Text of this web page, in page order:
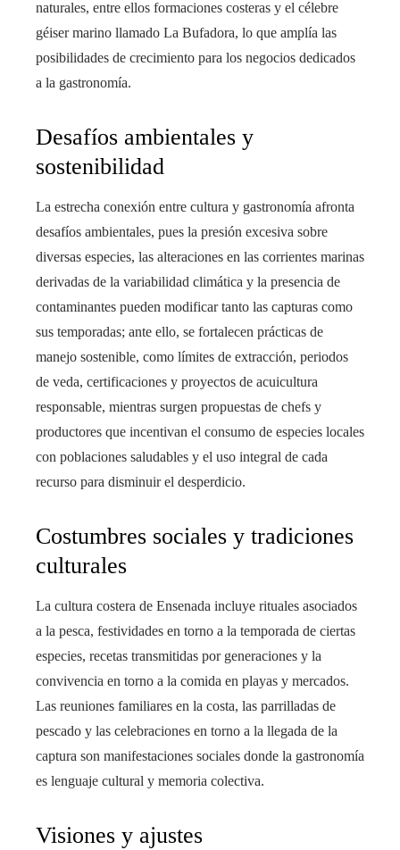
naturales, entre ellos formaciones costeras y el célebre
géiser marino llamado La Bufadora, lo que amplía las
posibilidades de crecimiento para los negocios dedicados
a la gastronomía.
Desafíos ambientales y
sostenibilidad
La estrecha conexión entre cultura y gastronomía afronta
desafíos ambientales, pues la presión excesiva sobre
diversas especies, las alteraciones en las corrientes marinas
derivadas de la variabilidad climática y la presencia de
contaminantes pueden modificar tanto las capturas como
sus temporadas; ante ello, se fortalecen prácticas de
manejo sostenible, como límites de extracción, periodos
de veda, certificaciones y proyectos de acuicultura
responsable, mientras surgen propuestas de chefs y
productores que incentivan el consumo de especies locales
con poblaciones saludables y el uso integral de cada
recurso para disminuir el desperdicio.
Costumbres sociales y tradiciones
culturales
La cultura costera de Ensenada incluye rituales asociados
a la pesca, festividades en torno a la temporada de ciertas
especies, recetas transmitidas por generaciones y la
convivencia en torno a la comida en playas y mercados.
Las reuniones familiares en la costa, las parrilladas de
pescado y las celebraciones en torno a la llegada de la
captura son manifestaciones sociales donde la gastronomía
es lenguaje cultural y memoria colectiva.
Visiones y ajustes